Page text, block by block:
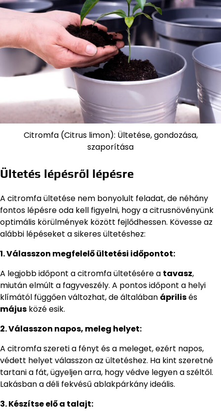
Citromfa (Citrus limon): Ültetése, gondozása,
szaporítása
Ültetés lépésről lépésre
A citromfa ültetése nem bonyolult feladat, de néhány
fontos lépésre oda kell figyelni, hogy a citrusnövényünk
optimális körülmények között fejlődhessen. Kövesse az
alábbi lépéseket a sikeres ültetéshez:
1. Válasszon megfelelő ültetési időpontot:
A legjobb időpont a citromfa ültetésére a tavasz,
miután elmúlt a fagyveszély. A pontos időpont a helyi
klímától függően változhat, de általában áprilisés
május közé esik.
2. Válasszon napos, meleg helyet:
A citromfa szereti a fényt és a meleget, ezért napos,
védett helyet válasszon az ültetéshez. Ha kint szeretné
tartani a fát, ügyeljen arra, hogy védve legyen a széltől.
Lakásban a déli fekvésű ablakpárkány ideális.
3. Készítse elő a talajt: